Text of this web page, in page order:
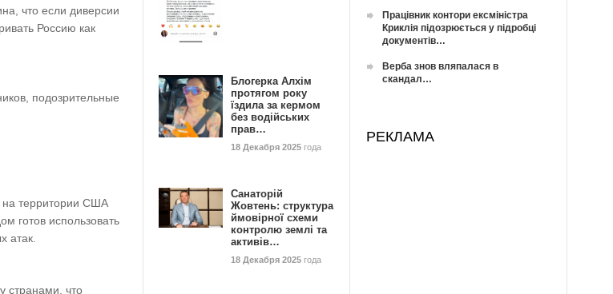
что если диверсии
Россию как
подозрительные
на территории США
готов использовать
атак.
странами, что
Блогерка Алхім
протягом року
їздила за кермом
без водійських
прав…
18 Декабря 2025 года
Санаторій
Жовтень: структура
ймовірної схеми
контролю землі та
активів…
18 Декабря 2025 года
Працівник контори ексміністра
Криклія підозрюється у підробці
документів…
Верба знов вляпалася в
скандал…
РЕКЛАМА